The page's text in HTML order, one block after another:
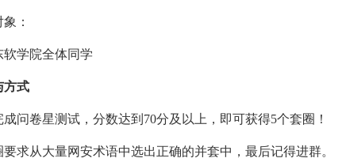
：
软学院全体同学
方式
成问卷星测试，分数达到70分及以上，即可获得5个套圈！
要求从大量网安术语中选出正确的并套中，最后记得进群。